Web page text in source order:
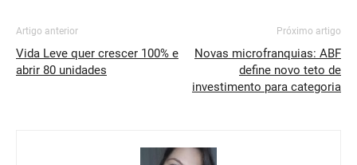
Artigo anterior
Vida Leve quer crescer 100% e
abrir 80 unidades
Próximo artigo
Novas microfranquias: ABF
define novo teto de
investimento para categoria